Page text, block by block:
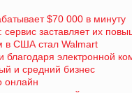
$70 000 в минуту
заставляет их
США стал Walmart
благодаря электронной
и средний бизнес
онлайн